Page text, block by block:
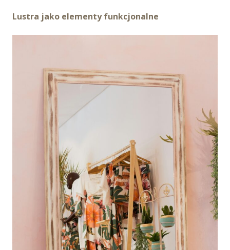
Lustra jako elementy funkcjonalne